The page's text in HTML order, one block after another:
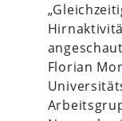
Florian